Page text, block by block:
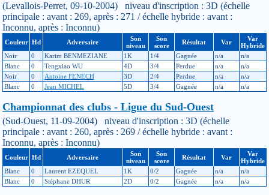
(Levallois-Perret, 09-10-2004) niveau d'inscription : 3D (échelle
principale : avant : 269, après : 271 / échelle hybride : avant :
Inconnu, après : Inconnu)
Couleur Hd Adversaire
Son
niveau
Son
score
Résultat Var
Var
Hybride
Noir
0 Karim BENMEZIANE 1K 1/4 Gagnée n/a
n/a
Blanc
0 Tengxiao WU 4D 3/4 Perdue n/a
n/a
Noir
0 Antoine FENECH 3D 2/4 Perdue n/a
n/a
Blanc
0 Jean MICHEL 5D 3/4 Gagnée n/a n/a
Championnat des clubs - Ligue du Sud-Ouest
(Sud-Ouest, 11-09-2004) niveau d'inscription : 3D (échelle
principale : avant : 260, après : 269 / échelle hybride : avant :
Inconnu, après : Inconnu)
Couleur Hd Adversaire
Son
niveau
Son
score
Résultat Var
Var
Hybride
Blanc
0 Laurent EZEQUEL 1K 0/2 Gagnée n/a
n/a
Blanc
0 Stéphane DHUR 2D 0/2 Gagnée n/a n/a